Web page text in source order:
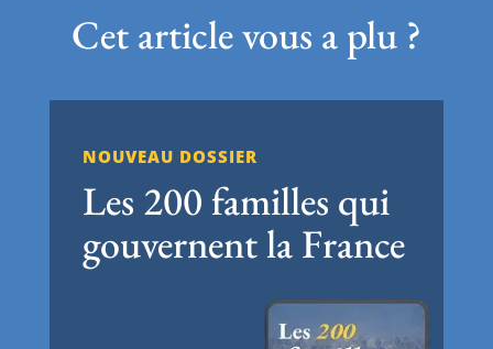
Cet article vous a plu ?
NOUVEAU DOSSIER
Les 200 familles qui
gouvernent la France